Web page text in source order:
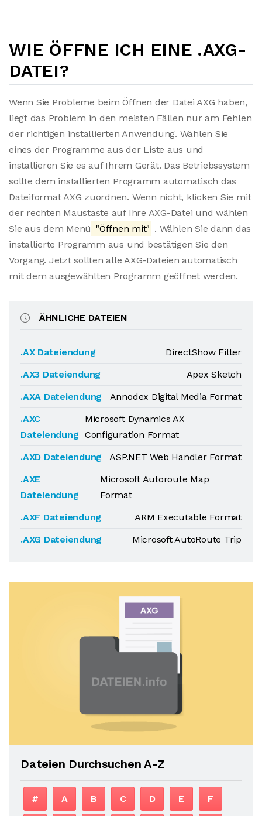
WIE ÖFFNE ICH EINE .AXG-
DATEI?
Wenn Sie Probleme beim Öffnen der Datei AXG haben,
liegt das Problem in den meisten Fällen nur am Fehlen
der richtigen installierten Anwendung. Wählen Sie
eines der Programme aus der Liste aus und
installieren Sie es auf Ihrem Gerät. Das Betriebssystem
sollte dem installierten Programm automatisch das
Dateiformat AXG zuordnen. Wenn nicht, klicken Sie mit
der rechten Maustaste auf Ihre AXG-Datei und wählen
Sie aus dem Menü "Öffnen mit" . Wählen Sie dann das
installierte Programm aus und bestätigen Sie den
Vorgang. Jetzt sollten alle AXG-Dateien automatisch
mit dem ausgewählten Programm geöffnet werden.
ÄHNLICHE DATEIEN
.AX Dateiendung
DirectShow Filter
.AX3 Dateiendung
Apex Sketch
.AXA Dateiendung
Annodex Digital Media Format
.AXC
Dateiendung
Microsoft Dynamics AX
Configuration Format
.AXD Dateiendung
ASP.NET Web Handler Format
.AXE
Dateiendung
Microsoft Autoroute Map
Format
.AXF Dateiendung
ARM Executable Format
.AXG Dateiendung
Microsoft AutoRoute Trip
Dateien Durchsuchen A-Z
# A B C D E F